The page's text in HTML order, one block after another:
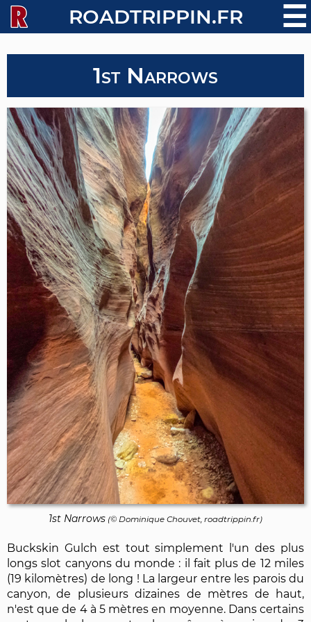
ROADTRIPPIN.FR ☰
1st Narrows
1st Narrows (© Dominique Chouvet , roadtrippin.fr)
Buckskin Gulch est tout simplement l'un des plus
longs slot canyons du monde : il fait plus de 12 miles
(19 kilomètres) de long ! La largeur entre les parois du
canyon, de plusieurs dizaines de mètres de haut,
n'est que de 4 à 5 mètres en moyenne. Dans certains